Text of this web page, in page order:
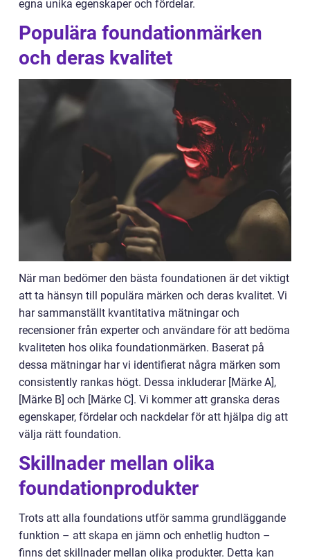
egna unika egenskaper och fördelar.
Populära foundationmärken
och deras kvalitet
När man bedömer den bästa foundationen är det viktigt
att ta hänsyn till populära märken och deras kvalitet. Vi
har sammanställt kvantitativa mätningar och
recensioner från experter och användare för att bedöma
kvaliteten hos olika foundationmärken. Baserat på
dessa mätningar har vi identifierat några märken som
consistently rankas högt. Dessa inkluderar [Märke A],
[Märke B] och [Märke C]. Vi kommer att granska deras
egenskaper, fördelar och nackdelar för att hjälpa dig att
välja rätt foundation.
Skillnader mellan olika
foundationprodukter
Trots att alla foundations utför samma grundläggande
funktion – att skapa en jämn och enhetlig hudton –
finns det skillnader mellan olika produkter. Detta kan